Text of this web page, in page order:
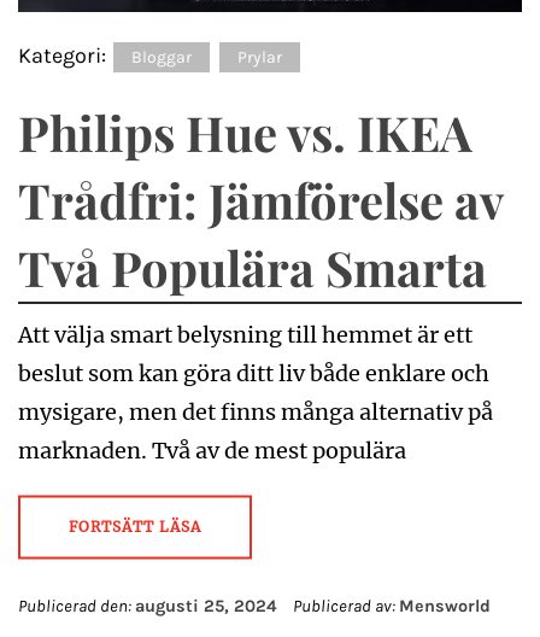
Kategori: Bloggar Prylar
Philips Hue vs. IKEA
Trådfri: Jämförelse av
Två Populära Smarta
Att välja smart belysning till hemmet är ett
beslut som kan göra ditt liv både enklare och
mysigare, men det finns många alternativ på
marknaden. Två av de mest populära
FORTSÄTT LÄSA
Publicerad den: augusti 25, 2024 Publicerad av: Mensworld